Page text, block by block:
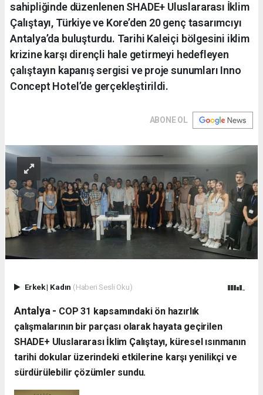
sahipliğinde düzenlenen SHADE+ Uluslararası İklim
Çalıştayı, Türkiye ve Kore’den 20 genç tasarımcıyı
Antalya’da buluşturdu. Tarihi Kaleiçi bölgesini iklim
krizine karşı dirençli hale getirmeyi hedefleyen
çalıştayın kapanış sergisi ve proje sunumları Inno
Concept Hotel’de gerçekleştirildi.
ABONE OL
Erkek| Kadın (Haberi Sesli Oku)
Antalya - ​COP 31 kapsamındaki ön hazırlık
çalışmalarının bir parçası olarak hayata geçirilen
SHADE+ Uluslararası İklim Çalıştayı, küresel ısınmanın
tarihi dokular üzerindeki etkilerine karşı yenilikçi ve
sürdürülebilir çözümler sundu.